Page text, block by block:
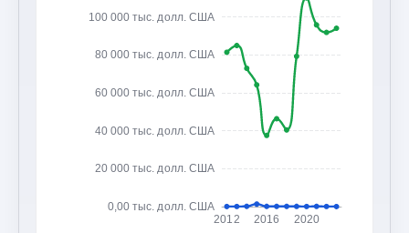
0,00 тыс. долл. США
20 000 тыс. долл. США
40 000 тыс. долл. США
60 000 тыс. долл. США
80 000 тыс. долл. США
100 000 тыс. долл. США
2012 2016 2020